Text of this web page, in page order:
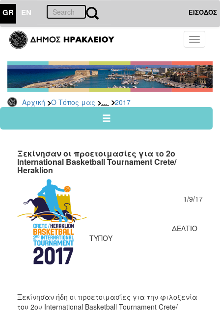
GR EN ΕΙΣΟΔΟΣ
Toggle
Αρχική Ο Τόπος μας ... 2017
ΤΟΠΟΣ
ΜΑΣ
Ανακοινώσεις
Αρχείο
2026
2024
2022
2021
2020
2019
2018
2017
2016
2015
Ξεκίνησαν οι προετοιμασίες για το 2ο
International Basketball Tournament Crete/
Ηeraklion
1/9/17
ΔΕΛΤΙΟ
ΤΥΠΟΥ
Ξεκίνησαν ήδη οι προετοιμασίες για την φιλοξενία
του 2ου International Basketball Tournament Crete/